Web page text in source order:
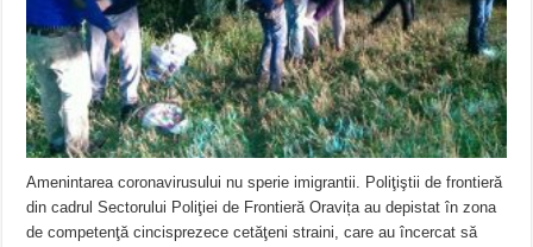
Amenintarea coronavirusului nu sperie imigrantii. Poliţiştii de frontieră
din cadrul Sectorului Poliţiei de Frontieră Oravița au depistat în zona
de competenţă cincisprezece cetăţeni straini, care au încercat să